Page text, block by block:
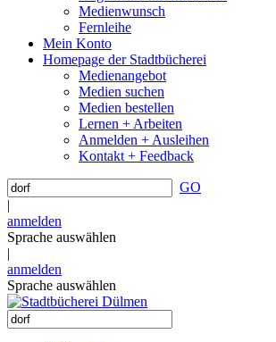
Medienwunsch
Fernleihe
Mein Konto
Homepage der Stadtbücherei
Medienangebot
Medien suchen
Medien bestellen
Lernen + Arbeiten
Anmelden + Ausleihen
Kontakt + Feedback
GO
|
anmelden
Sprache auswählen
|
anmelden
Sprache auswählen